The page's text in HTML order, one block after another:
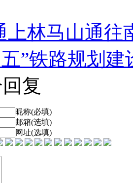
上林马山通往
”铁路规划建
复
昵称(必填)
邮箱(选填)
网址(选填)